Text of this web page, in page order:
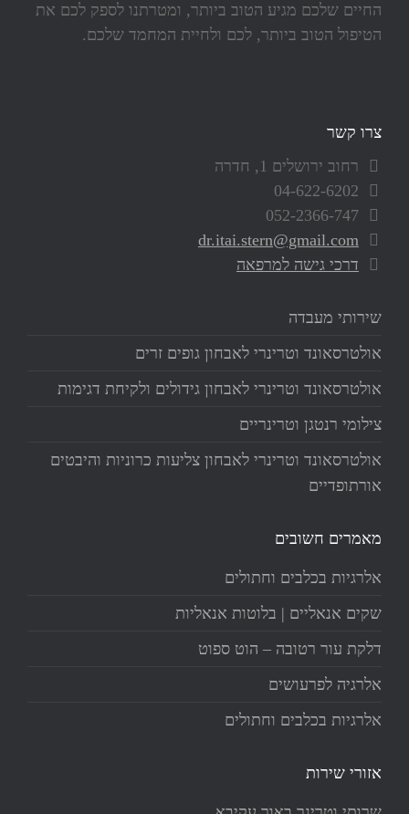
החיים שלכם מגיע הטוב ביותר, ומטרתנו לספק לכם את
הטיפול הטוב ביותר, לכם ולחיית המחמד שלכם.
צרו קשר
רחוב ירושלים 1, חדרה
04-622-6202
052-2366-747
dr.itai.stern@gmail.com
דרכי גישה למרפאה
שירותי מעבדה
אולטרסאונד וטרינרי לאבחון גופים זרים
אולטרסאונד וטרינרי לאבחון גידולים ולקיחת דגימות
צילומי רנטגן וטרינריים
אולטרסאונד וטרינרי לאבחון צליעות כרוניות והיבטים
אורתופדיים
מאמרים חשובים
אלרגיות בכלבים וחתולים
שקים אנאליים | בלוטות אנאליות
דלקת עור רטובה – הוט ספוט
אלרגיה לפרעושים
אלרגיות בכלבים וחתולים
אזורי שירות